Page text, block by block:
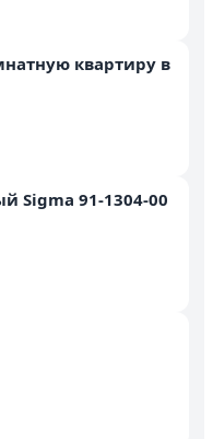
квартиру в
Sigma 91-1304-00